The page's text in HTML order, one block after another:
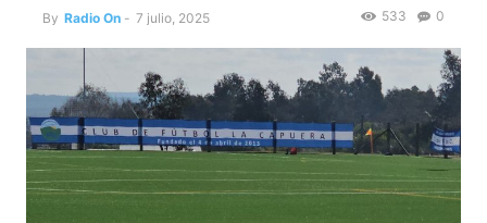
By Radio On - 7 julio, 2025 0
533